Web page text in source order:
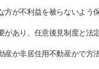
方が不利益を被らないよう
があり、任意後見制度と法
産か非居住用不動産かで方